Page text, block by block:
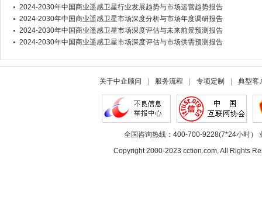
2024-2030年中国商业遥感卫星行业发展趋势与市场运营趋势报告
2024-2030年中国商业遥感卫星市场深度分析与市场年度调研报告
2024-2030年中国商业遥感卫星市场深度评估与未来前景预测报告
2024-2030年中国商业遥感卫星市场深度评估与市场供需预测报告
关于中企顾问 服务流程 专项定制 典型客
全国咨询热线：400-700-9228(7*24小时）
Copyright 2000-2023 cction.com, All Rights